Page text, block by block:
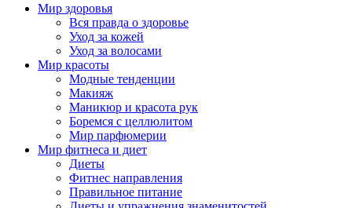
Мир здоровья
Вся правда о здоровье
Уход за кожей
Уход за волосами
Мир красоты
Модные тенденции
Макияж
Маникюр и красота рук
Боремся с целлюлитом
Мир парфюмерии
Мир фитнеса и диет
Диеты
Фитнес направления
Правильное питание